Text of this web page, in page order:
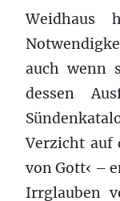
Weidhaus
auch wenn
dessen
Verzicht auf
von Gott‹ –
Irrglauben